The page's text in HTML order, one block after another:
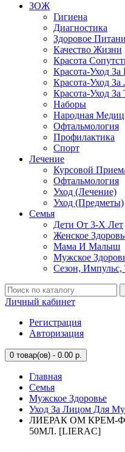
ЗОЖ
Гигиена
Диагностика
Здоровое
Качество Жизни
Красота
Красота-Уход За
Красота-Уход
Красота-Уход За
Наборы
Народная
Офтальмология
Профилактика
Спорт
Лечение
Курсовой
Офтальмология
Уход (Лечение)
Уход (Предметы)
Семья
Дети От 3-Х Лет
Женское
Мама И Малыш
Мужское
Сезон, Импульс,
Личный кабинет
Регистрация
Авторизация
0 товар(ов) - 0.00 р.
Главная
Семья
Мужское Здоровье
Уход За Лицом Для
ЛИЕРАК ОМ КРЕМ-
50МЛ. [LIERAC]